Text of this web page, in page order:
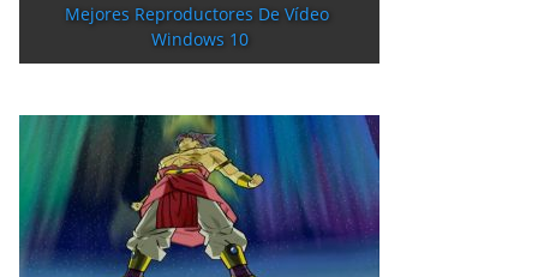
Mejores Reproductores De Vídeo
Windows 10